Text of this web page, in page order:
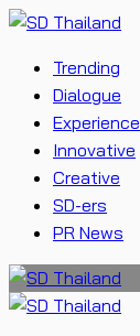
Trending
Dialogue
Experience
Innovative
Creative
SD-ers
PR News